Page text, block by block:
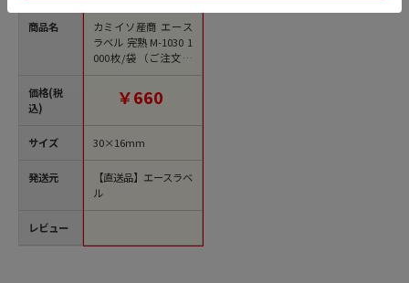
商品名
価格(税
込)
サイズ
発送元
レビュー
カミイソ産商 エース
ラベル 完熟 M-1030 1
000枚/袋（ご注文単
位1袋）【直送品】
￥660
30×16mm
【直送品】エースラベ
ル